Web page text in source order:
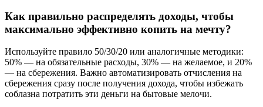
Как правильно распределять доходы, чтобы
максимально эффективно копить на мечту?
Используйте правило 50/30/20 или аналогичные методики:
50% — на обязательные расходы, 30% — на желаемое, и 20%
— на сбережения. Важно автоматизировать отчисления на
сбережения сразу после получения дохода, чтобы избежать
соблазна потратить эти деньги на бытовые мелочи.